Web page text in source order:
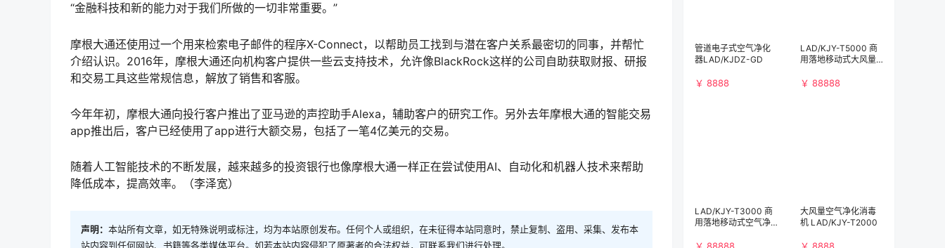
“金融科技和新的能力对于我们所做的一切非常重要。”
摩根大通还使用过一个用来检索电子邮件的程序X-Connect，以帮助员工找到与潜在客户关系最密切的同事，并帮忙
介绍认识。2016年，摩根大通还向机构客户提供一些云支持技术，允许像BlackRock这样的公司自助获取财报、研报
和交易工具这些常规信息，解放了销售和客服。
今年年初，摩根大通向投行客户推出了亚马逊的声控助手Alexa，辅助客户的研究工作。另外去年摩根大通的智能交易
app推出后，客户已经使用了app进行大额交易，包括了一笔4亿美元的交易。
随着人工智能技术的不断发展，越来越多的投资银行也像摩根大通一样正在尝试使用AI、自动化和机器人技术来帮助
降低成本，提高效率。（李泽宽）
声明： 本站所有文章，如无特殊说明或标注，均为本站原创发布。任何个人或组织，在未征得本站同意时，禁止复制、盗用、采集、发布本
站内容到任何网站、书籍等各类媒体平台。如若本站内容侵犯了原著者的合法权益，可联系我们进行处理。
管道电子式空气净化
器LAD/KJDZ-GD
￥ 8888
LAD/KJY-T5000 商
用落地移动式大风量
￥ 88888
LAD/KJY-T3000 商
用落地移动式空气净
h)）
大风量空气净化消毒
机 LAD/KJY-T2000